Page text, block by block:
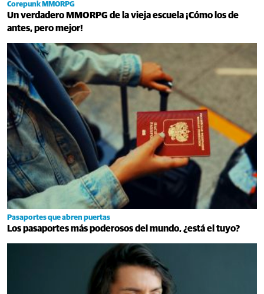
Corepunk MMORPG
Un verdadero MMORPG de la vieja escuela ¡Cómo los de
antes, pero mejor!
Pasaportes que abren puertas
Los pasaportes más poderosos del mundo, ¿está el tuyo?